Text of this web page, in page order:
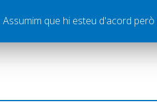
Publicitat Contacte
que hi esteu d'acord